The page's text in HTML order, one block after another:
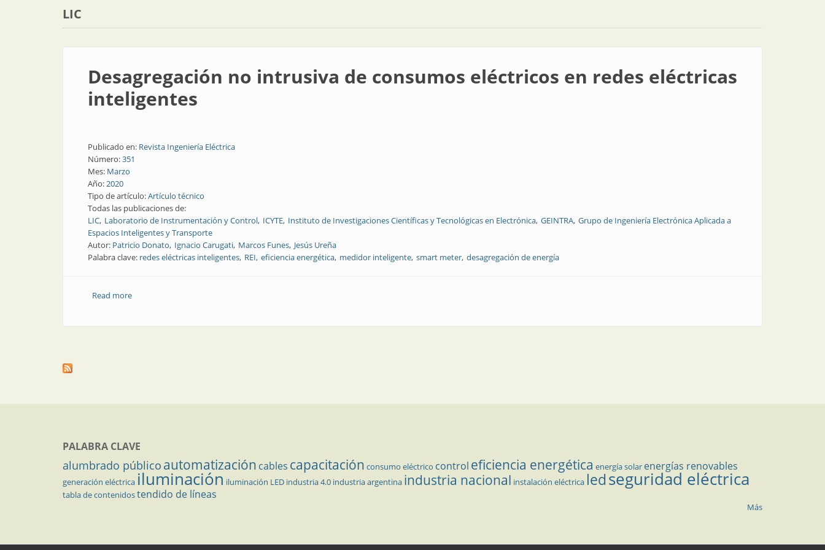
LIC
Desagregación no intrusiva de consumos eléctricos en redes eléctricas
inteligentes
Publicado en: Revista Ingeniería Eléctrica
Número:351
Mes: Marzo
Año:2020
Tipo de artículo:Artículo técnico
Todas las publicaciones de:
LIC Laboratorio de Instrumentación y Control ICYTE Instituto de Investigaciones Científicas y Tecnológicas en Electrónica GEINTRA Grupo de Ingeniería Electrónica Aplicada a
Espacios Inteligentes y Transporte
Autor: Patricio Donato Ignacio Carugati Marcos Funes Jesús Ureña
Palabra clave: redes eléctricas inteligentes REI eficiencia energética medidor inteligente smart meter desagregación de energía
Read moreabout Desagregación no intrusiva de consumos eléctricos en redes eléctricas inteligentes
PALABRA CLAVE
alumbrado público automatización cables capacitación consumo eléctrico control eficiencia energética energía solar energías renovables
generación eléctrica iluminación iluminación LED industria 4.0 industria argentina industria nacional instalación eléctrica ledseguridad eléctrica
tabla de contenidostendido de líneas
Más